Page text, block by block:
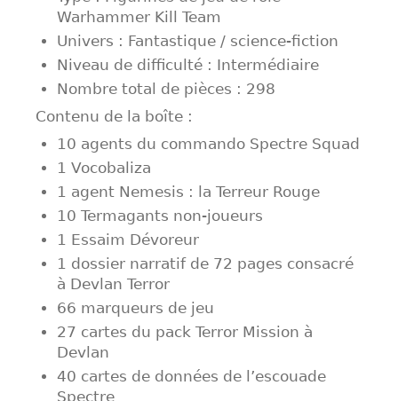
Warhammer Kill Team
Univers : Fantastique / science-fiction
Niveau de difficulté : Intermédiaire
Nombre total de pièces : 298
Contenu de la boîte :
10 agents du commando Spectre Squad
1 Vocobaliza
1 agent Nemesis : la Terreur Rouge
10 Termagants non-joueurs
1 Essaim Dévoreur
1 dossier narratif de 72 pages consacré
à Devlan Terror
66 marqueurs de jeu
27 cartes du pack Terror Mission à
Devlan
40 cartes de données de l’escouade
Spectre